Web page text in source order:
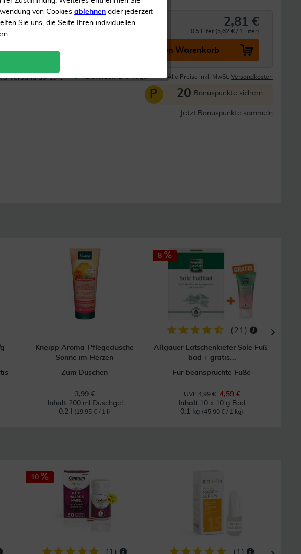
500 ml Flüssigkeit 2,81 €
0.5 Liter (5,62 € / 1 Liter)
In den Warenkorb
Versand ab 19 € Lieferzeit 1-3 Tage Alle Preise inkl. MwSt. Versandkosten
P 20 Bonuspunkte sichern
Jetzt Bonuspunkte sammeln
Kneipp Aroma-Pflegedusche
Sonne im Herzen
Zum Duschen
3,99 €
Inhalt 200 ml Duschgel
0.2 l
(19,95 € / 1 l)
8
(21 )
Allgäuer Latschenkiefer Sole Fuß-
bad + gratis...
Für beanspruchte Füße
UVP 4,99 €
4,59 €
Inhalt 10 x 10 g Bad
0.1 kg (45,90 € / 1 kg)
10
von Cookies ablehnen oder jederzeit
Sie uns, die Seite Ihren individuellen